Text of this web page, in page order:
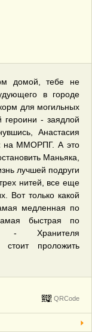
домой, тебе не
в городе
для могильных
- заядлой
Анастасия
на ММОРПГ. А это
Маньяка,
лучшей подруги
нитей, все еще
Вот только какой
медленная по
быстрая по
- Хранителя
проложить
QRCode